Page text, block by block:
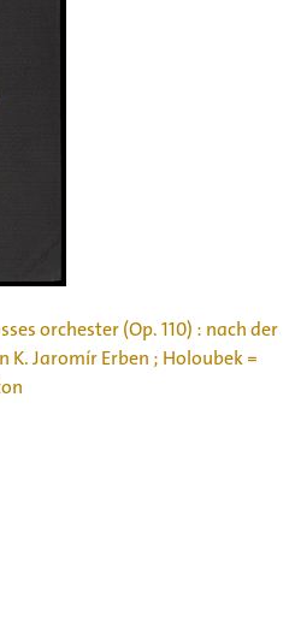
orchester (Op. 110) : nach der
Jaromír Erben ; Holoubek =